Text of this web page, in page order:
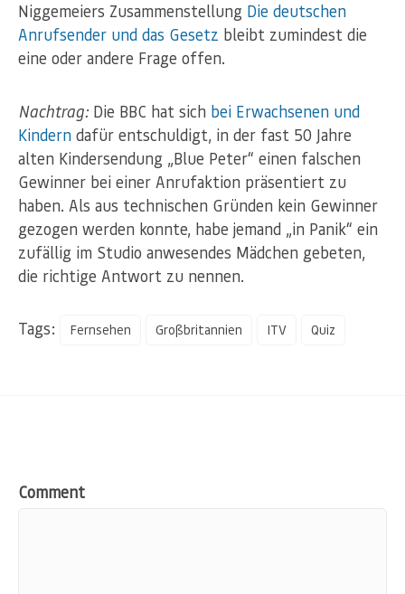
Niggemeiers Zusammenstellung Die deutschen
Anrufsender und das Gesetz bleibt zumindest die
eine oder andere Frage offen.
Nachtrag: Die BBC hat sich bei Erwachsenen und
Kindern dafür entschuldigt, in der fast 50 Jahre
alten Kindersendung „Blue Peter“ einen falschen
Gewinner bei einer Anrufaktion präsentiert zu
haben. Als aus technischen Gründen kein Gewinner
gezogen werden konnte, habe jemand „in Panik“ ein
zufällig im Studio anwesendes Mädchen gebeten,
die richtige Antwort zu nennen.
Tags: Fernsehen Großbritannien ITV Quiz
Comment